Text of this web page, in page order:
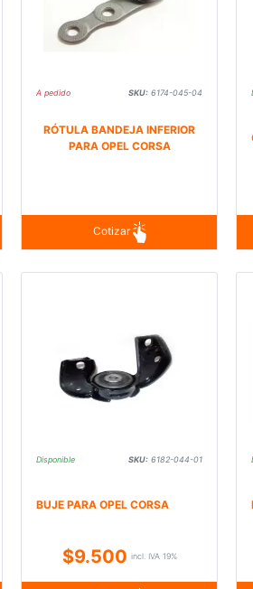
A pedido SKU: 6174-045-04
RÓTULA BANDEJA INFERIOR
PARA OPEL CORSA
Cotizar
Disponible SKU: 6182-044-01
BUJE PARA OPEL CORSA
$9.500 incl. IVA 19%